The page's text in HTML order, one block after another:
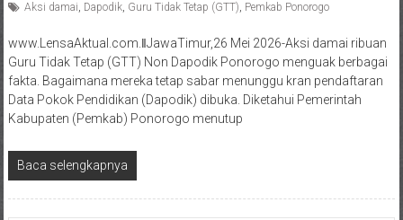
Aksi damai, Dapodik, Guru Tidak Tetap (GTT), Pemkab Ponorogo
www.LensaAktual.com.ǁJawaTimur,26 Mei 2026-Aksi damai ribuan
Guru Tidak Tetap (GTT) Non Dapodik Ponorogo menguak berbagai
fakta. Bagaimana mereka tetap sabar menunggu kran pendaftaran
Data Pokok Pendidikan (Dapodik) dibuka. Diketahui Pemerintah
Kabupaten (Pemkab) Ponorogo menutup
Baca selengkapnya